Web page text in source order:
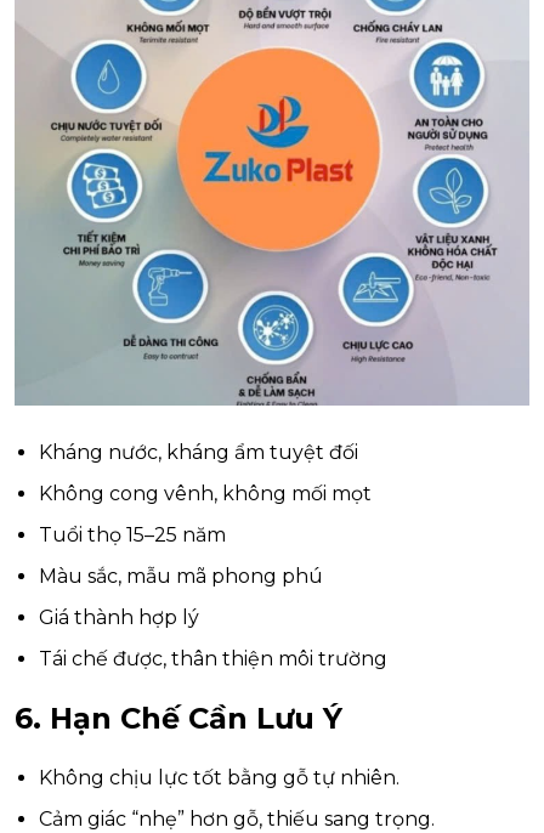
Kháng nước, kháng ẩm tuyệt đối
Không cong vênh, không mối mọt
Tuổi thọ 15–25 năm
Màu sắc, mẫu mã phong phú
Giá thành hợp lý
Tái chế được, thân thiện môi trường
6. Hạn Chế Cần Lưu Ý
Không chịu lực tốt bằng gỗ tự nhiên.
Cảm giác “nhẹ” hơn gỗ, thiếu sang trọng.